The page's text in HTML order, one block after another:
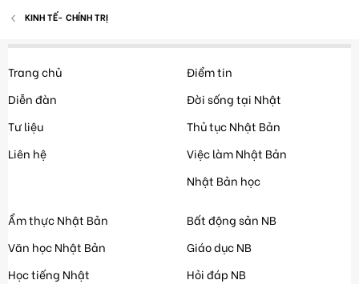
KINH TẾ- CHÍNH TRỊ
Trang chủ
Diễn đàn
Tư liệu
Liên hệ
Điểm tin
Đời sống tại Nhật
Thủ tục Nhật Bản
Việc làm Nhật Bản
Nhật Bản học
Ẩm thực Nhật Bản
Văn học Nhật Bản
Học tiếng Nhật
Bất động sản NB
Giáo dục NB
Hỏi đáp NB